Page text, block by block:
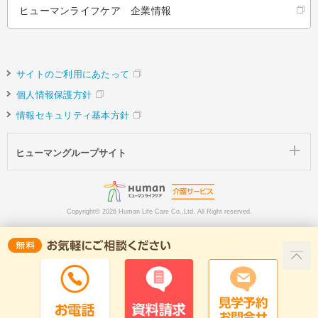
ヒューマンライフケア 企業情報
サイトのご利用にあたって
個人情報保護方針
情報セキュリティ基本方針
ヒューマングループサイト
Copyright© 2026 Human Life Care Co.,Ltd. All Right reserved.